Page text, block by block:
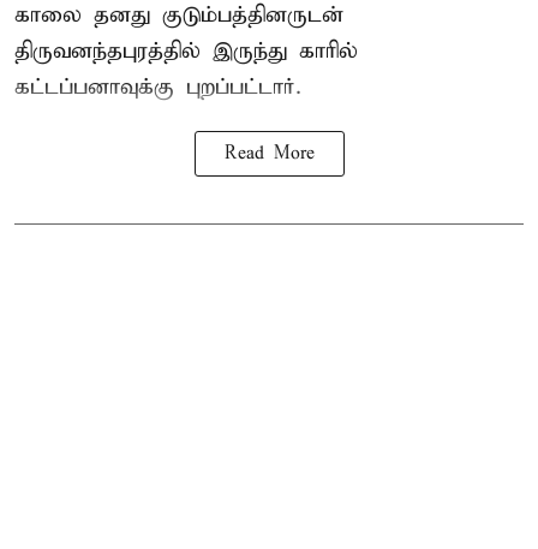
காலை தனது குடும்பத்தினருடன்
திருவனந்தபுரத்தில் இருந்து காரில்
கட்டப்பனாவுக்கு புறப்பட்டார்.
Read More